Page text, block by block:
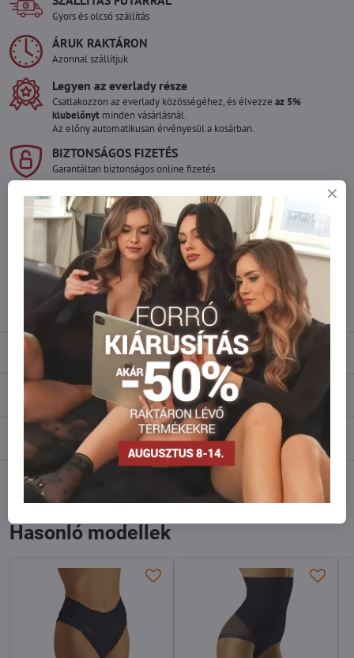
Gyors és olcsó szállítás
ÁRUK RAKTÁRON
Azonnal szállítjuk
Legyen az everlady része
Csatlakozzon az everlady közösségéhez, és élvezze az 5%
klubelőnyt minden vásárlásnál.
Az előny automatikusan érvényesül a kosárban.
BIZTONSÁGOS FIZETÉS
Garantáltan biztonságos online fizetés
Szeretne több terméket rendelni mint
amennyi raktáron van?
Ne habozzon kapcsolatba lépni velünk, raktárra szállítjuk az árut!
info​@everlady​.eu
Leírás
0
Fórum 0
Facebook Reddit LinkedIn
mail
Hasonló modellek